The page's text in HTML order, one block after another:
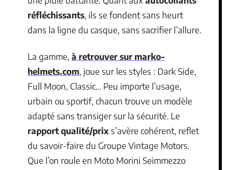
réfléchissants, ils se fondent sans heurt
dans la ligne du casque, sans sacrifier l’allure.
La gamme, à retrouver sur marko-
helmets.com, joue sur les styles : Dark Side,
Full Moon, Classic… Peu importe l’usage,
urbain ou sportif, chacun trouve un modèle
adapté sans transiger sur la sécurité. Le
rapport qualité/prixs’avère cohérent, reflet
du savoir-faire du Groupe Vintage Motors.
Que l’on roule en Moto Morini Seimmezzo